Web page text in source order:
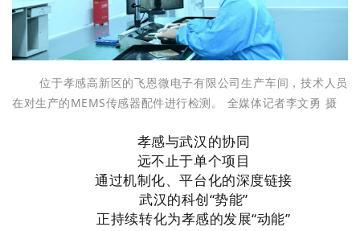
位于孝感高新区的飞恩微电子有限公司生产车间，技术人员
在对生产的MEMS传感器配件进行检测。 全媒体记者李文勇 摄
孝感与武汉的协同
远不止于单个项目
通过机制化、平台化的深度链接
武汉的科创“势能”
正持续转化为孝感的发展“动能”